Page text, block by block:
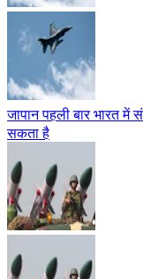
जापान पहली बार भारत
सकता है